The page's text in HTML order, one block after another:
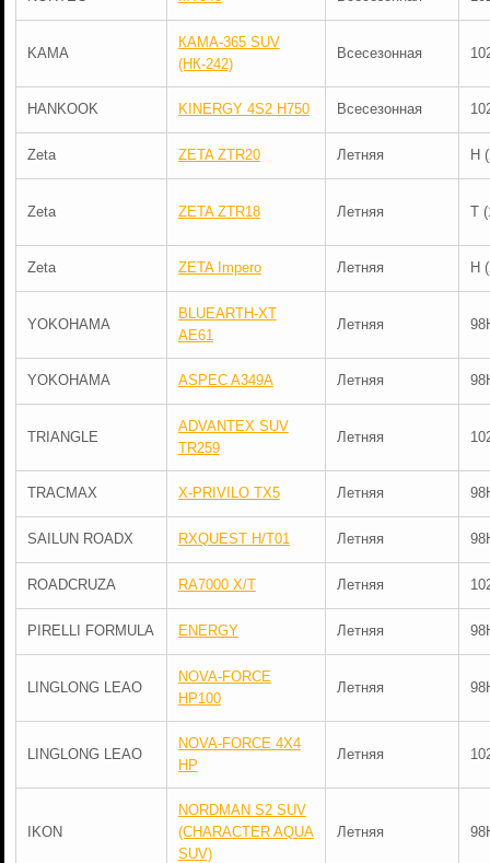
KAMA
КАМА-365 SUV
(НК-242)
Всесезонная
HANKOOK KINERGY 4S2 H750 Всесезонная
Zeta ZETA ZTR20 Летняя H
Zeta ZETA ZTR18 Летняя T
Zeta ZETA Impero Летняя H
YOKOHAMA
BLUEARTH-XT
AE61
Летняя
YOKOHAMA ASPEC A349A Летняя
TRIANGLE
ADVANTEX SUV
TR259
Летняя
TRACMAX X-PRIVILO TX5 Летняя
SAILUN ROADX RXQUEST H/T01 Летняя
ROADCRUZA RA7000 X/T Летняя
PIRELLI FORMULA ENERGY Летняя
LINGLONG LEAO
NOVA-FORCE
HP100
Летняя
LINGLONG LEAO
NOVA-FORCE 4X4
HP
Летняя
IKON
NORDMAN S2 SUV
(CHARACTER AQUA
SUV)
Летняя